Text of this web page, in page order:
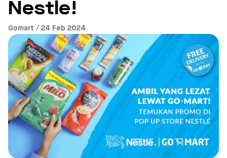
Nestle!
Gomart / 24 Feb 2024